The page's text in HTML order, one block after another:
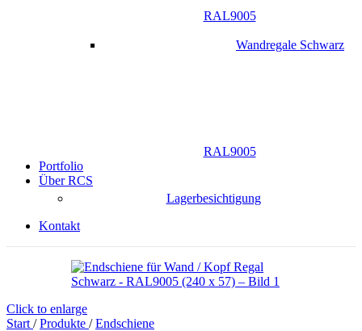
RAL9005
Wandregale Schwarz
RAL9005
Portfolio
Über RCS
Lagerbesichtigung
Kontakt
Click to enlarge
Start / Produkte / Endschiene